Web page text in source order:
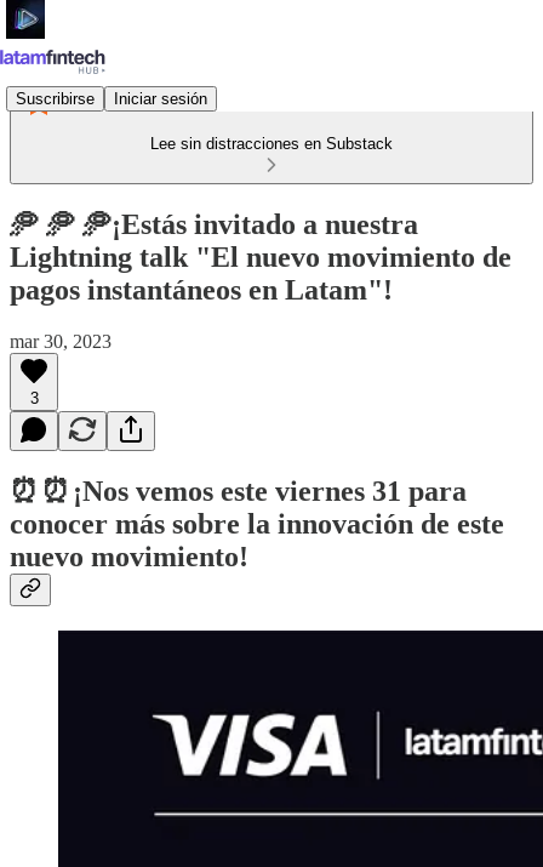
Suscribirse Iniciar sesión
Lee sin distracciones en Substack
🥏 🥏 🥏¡Estás invitado a nuestra
Lightning talk "El nuevo movimiento de
pagos instantáneos en Latam"!
mar 30, 2023
3
⏰ ⏰ ¡Nos vemos este viernes 31 para
conocer más sobre la innovación de este
nuevo movimiento!